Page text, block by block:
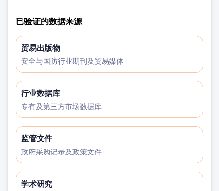
已验证的数据来源
贸易出版物
安全与国防行业期刊及贸易媒体
行业数据库
专有及第三方市场数据库
监管文件
政府采购记录及政策文件
学术研究